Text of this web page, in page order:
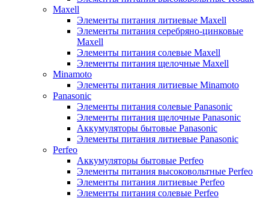
Maxell
Элементы питания литиевые Maxell
Элементы питания серебряно-цинковые
Maxell
Элементы питания солевые Maxell
Элементы питания щелочные Maxell
Minamoto
Элементы питания литиевые Minamoto
Panasonic
Элементы питания солевые Panasonic
Элементы питания щелочные Panasonic
Аккумуляторы бытовые Panasonic
Элементы питания литиевые Panasonic
Perfeo
Аккумуляторы бытовые Perfeo
Элементы питания высоковольтные Perfeo
Элементы питания литиевые Perfeo
Элементы питания солевые Perfeo